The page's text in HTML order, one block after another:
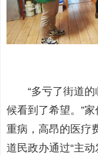
“多亏了街道的
候看到了希望。”
重病，高昂的医疗
道民政办通过“主